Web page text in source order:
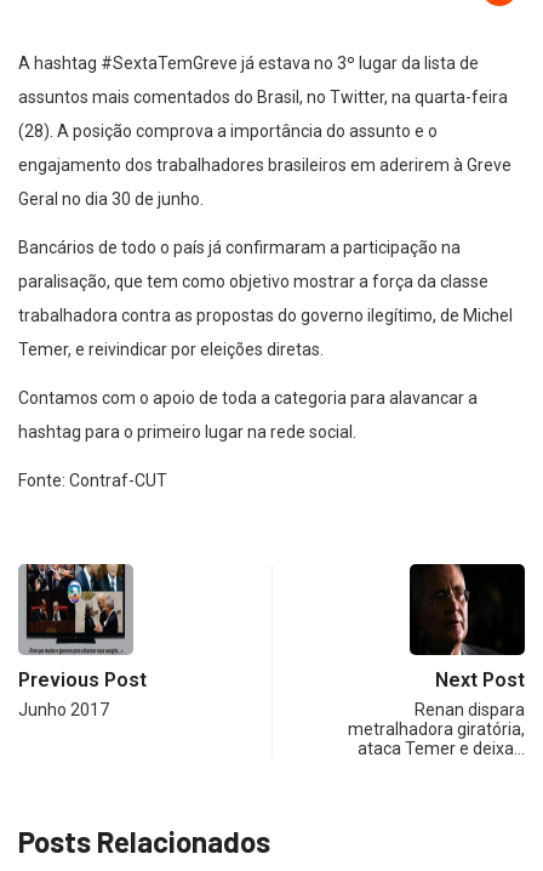
A hashtag #SextaTemGreve já estava no 3º lugar da lista de
assuntos mais comentados do Brasil, no Twitter, na quarta-feira
(28). A posição comprova a importância do assunto e o
engajamento dos trabalhadores brasileiros em aderirem à Greve
Geral no dia 30 de junho.
Bancários de todo o país já confirmaram a participação na
paralisação, que tem como objetivo mostrar a força da classe
trabalhadora contra as propostas do governo ilegítimo, de Michel
Temer, e reivindicar por eleições diretas.
Contamos com o apoio de toda a categoria para alavancar a
hashtag para o primeiro lugar na rede social.
Fonte: Contraf-CUT
Previous Post
Junho 2017
Next Post
Renan dispara
metralhadora giratória,
ataca Temer e deixa…
Posts Relacionados